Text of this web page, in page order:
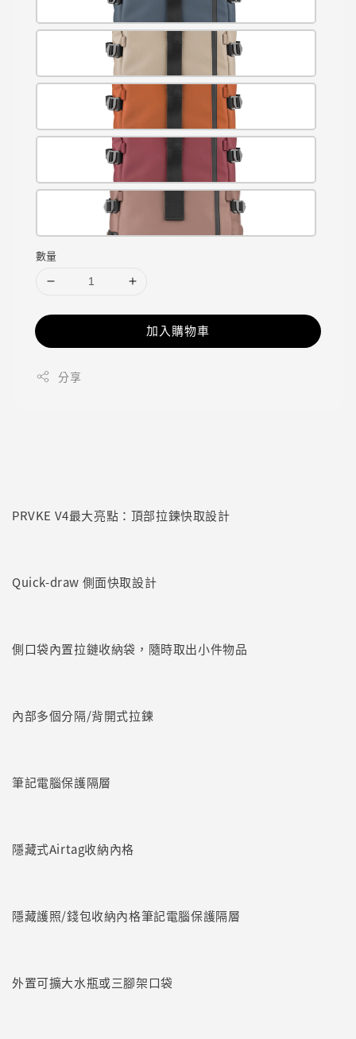
數量
加入購物車
分享
PRVKE V4最大亮點：頂部拉鍊快取設計
Quick-draw 側面快取設計
側口袋內置拉鏈收納袋，隨時取出小件物品
內部多個分隔/背開式拉鍊
筆記電腦保護隔層
隱藏式Airtag收納內格
隱藏護照/錢包收納內格筆記電腦保護隔層
外置可擴大水瓶或三腳架口袋